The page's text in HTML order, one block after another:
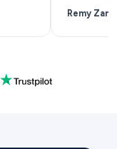
Remy Zarb